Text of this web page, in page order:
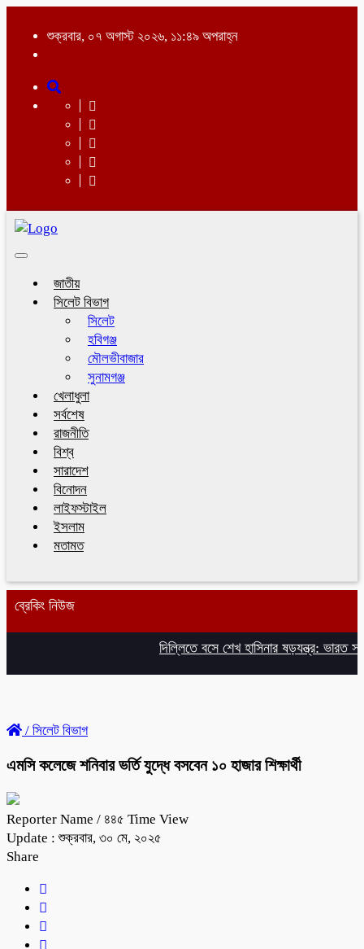
শুক্রবার, ০৭ অগাস্ট ২০২৬, ১১:৪৯ অপরাহ্ন
Toggle
জাতীয়
সিলেট বিভাগ
সিলেট
হবিগঞ্জ
মৌলভীবাজার
সুনামগঞ্জ
খেলাধুলা
সর্বশেষ
রাজনীতি
বিশ্ব
সারাদেশ
বিনোদন
লাইফস্টাইল
ইসলাম
মতামত
ব্রেকিং নিউজ
দিল্লিতে বসে শেখ হাসিনার ষড়যন্ত্র: ভারত
/ সিলেট বিভাগ
এমসি কলেজে শনিবার ভর্তি যুদ্ধে বসবেন ১০ হাজার শিক্ষার্থী
Reporter Name / ৪৪৫ Time View
Update : শুক্রবার, ৩০ মে, ২০২৫
Share